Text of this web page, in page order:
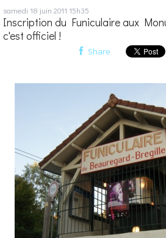
samedi 18 juin 2011 15h35
Inscription du Funiculaire aux
c'est officiel !
Share